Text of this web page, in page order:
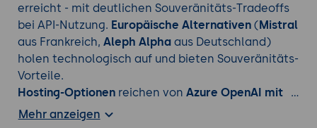
erreicht - mit deutlichen Souveränitäts-Tradeoffs
bei API-Nutzung. Europäische Alternativen(Mistral
aus Frankreich, Aleph Alphaaus Deutschland)
holen technologisch auf und bieten Souveränitäts-
Vorteile.
Hosting-Optionenreichen von Azure OpenAI mit
EU Data Boundary
Mehr anzeigen